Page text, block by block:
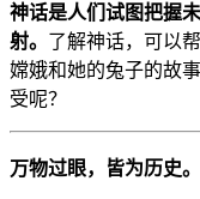
神话是人们试图把握
射。 了解神话，可以
嫦娥和她的兔子的故
受呢？
万物过眼，皆为历史